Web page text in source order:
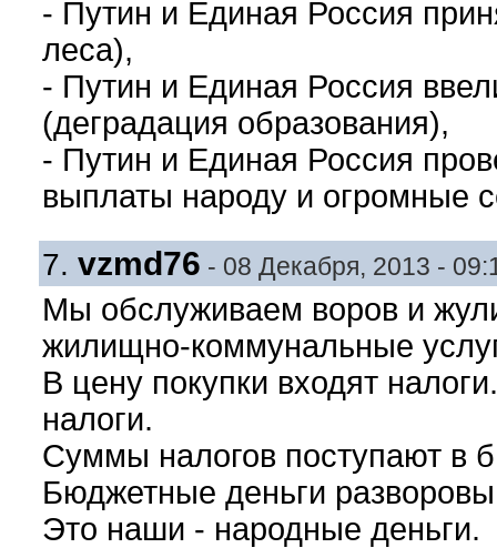
- Путин и Единая Россия
леса),
- Путин и Единая Россия
(деградация образования),
- Путин и Единая Россия
выплаты народу и огромные
7. vzmd76 - 08 Декабря, 2013 -
Мы обслуживаем воров и
жилищно-коммунальные
В цену покупки входят
налоги.
Суммы налогов поступают в
Бюджетные деньги
Это наши - народные деньги.